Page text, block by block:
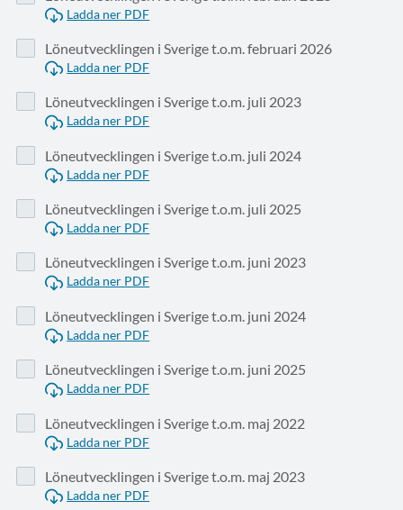
Ladda ner PDF
Löneutvecklingen i Sverige t.o.m. februari 2026
Ladda ner PDF
Löneutvecklingen i Sverige t.o.m. juli 2023
Ladda ner PDF
Löneutvecklingen i Sverige t.o.m. juli 2024
Ladda ner PDF
Löneutvecklingen i Sverige t.o.m. juli 2025
Ladda ner PDF
Löneutvecklingen i Sverige t.o.m. juni 2023
Ladda ner PDF
Löneutvecklingen i Sverige t.o.m. juni 2024
Ladda ner PDF
Löneutvecklingen i Sverige t.o.m. juni 2025
Ladda ner PDF
Löneutvecklingen i Sverige t.o.m. maj 2022
Ladda ner PDF
Löneutvecklingen i Sverige t.o.m. maj 2023
Ladda ner PDF